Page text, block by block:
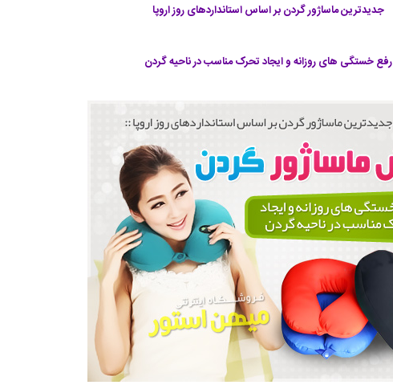
جدیدترین ماساژور گردن بر اساس استانداردهای روز اروپا
رفع خستگی های روزانه و ایجاد تحرک مناسب در ناحیه گردن